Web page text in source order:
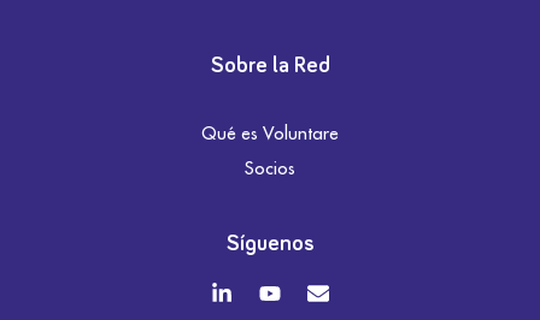
Sobre la Red
Qué es Voluntare
Socios
Síguenos